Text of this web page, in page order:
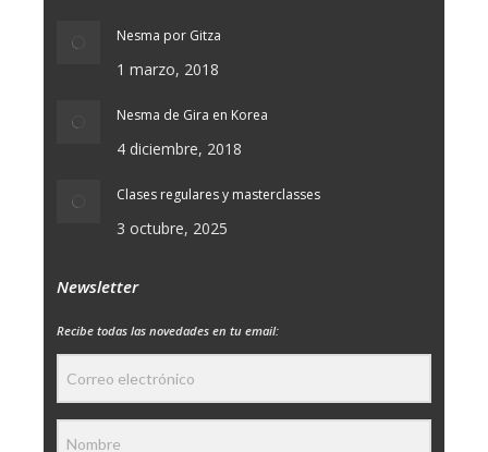
Nesma por Gitza
1 marzo, 2018
Nesma de Gira en Korea
4 diciembre, 2018
Clases regulares y masterclasses
3 octubre, 2025
Newsletter
Recibe todas las novedades en tu email: